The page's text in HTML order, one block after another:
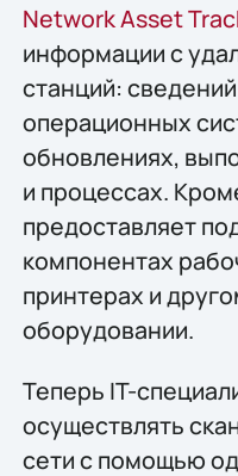
Network Asset
информации с
станций:
операционных
обновлениях,
и процессах.
предоставляет
компонентах
принтерах и
оборудовании.
Теперь IT-
осуществлять
сети с помощью